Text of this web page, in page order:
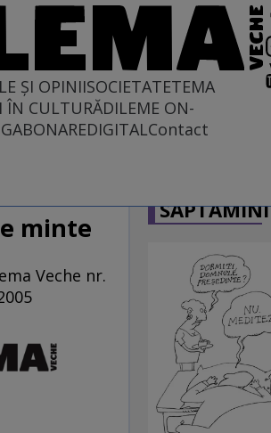
ȘI OPINIISOCIETATETEMA
ÎN CULTURĂDILEME ON-
ABONAREDIGITALContact
minte
Veche nr.